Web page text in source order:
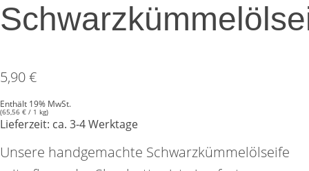
5,90€
Enthält 19% MwSt.
(65,56 € / 1 kg)
Lieferzeit: ca. 3-4 Werktage
Unsere handgemachte Schwarzkümmelölseife